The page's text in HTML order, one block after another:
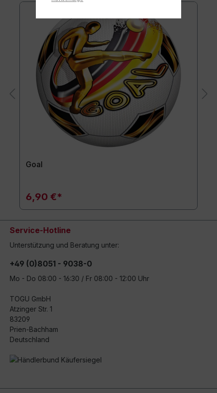
Goal
6,90 €*
Service-Hotline
Unterstützung und Beratung unter:
+49 (0)8051 - 9038-0
Mo - Do 08:00 - 16:30 / Fr 08:00 - 12:00 Uhr
TOGU GmbH
Atzinger Str. 1
83209
Prien-Bachham
Deutschland